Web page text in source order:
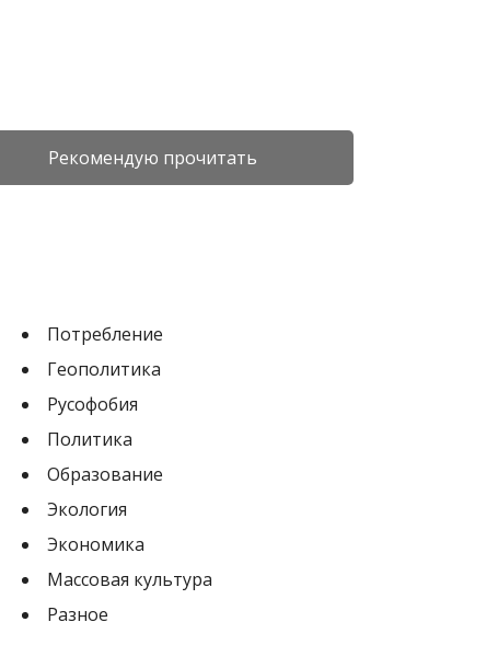
Рекомендую прочитать
Потребление
Геополитика
Русофобия
Политика
Образование
Экология
Экономика
Массовая культура
Разное